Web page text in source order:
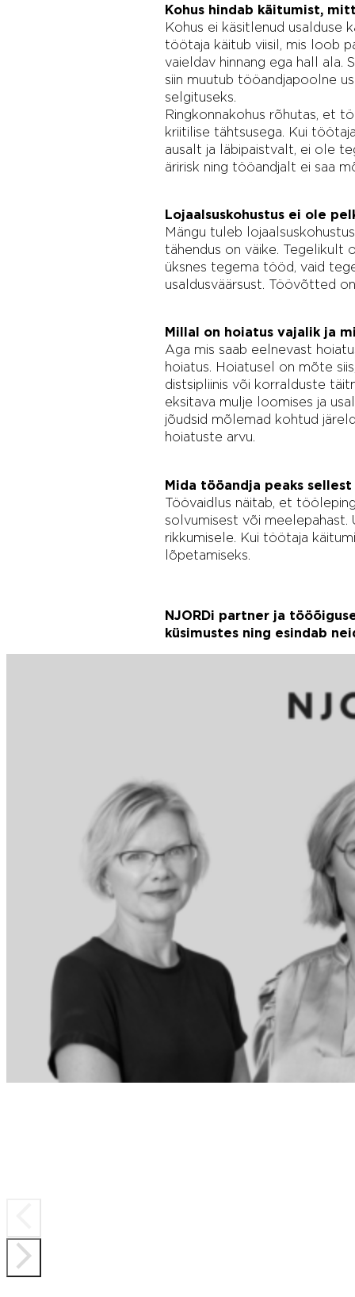
Kohus hindab käitumist,
Kohus ei käsitlenud usalduse
töötaja käitub viisil, mis loob
vaieldav hinnang ega hall ala.
siin muutub tööandjapoolne
selgituseks.
Ringkonnakohus rõhutas, et
kriitilise tähtsusega. Kui
ausalt ja läbipaistvalt, ei ole
äririsk ning tööandjalt ei saa
Lojaalsuskohustus ei ole
Mängu tuleb
tähendus on väike. Tegelikult
üksnes tegema tööd, vaid
usaldusväärsust. Töövõtted
Millal on hoiatus vajalik ja
Aga mis saab eelnevast
hoiatus. Hoiatusel on mõte
distsipliinis või korralduste
eksitava mulje loomises ja
jõudsid mõlemad kohtud
hoiatuste arvu.
Mida tööandja peaks sellest
Töövaidlus näitab, et
solvumisest või meelepahast.
rikkumisele. Kui töötaja
lõpetamiseks.
NJORDi partner ja
küsimustes ning esindab